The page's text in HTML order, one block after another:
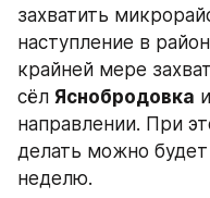
захватить
наступление в
крайней мере
сёл Яснобродовка и
направлении. При
делать можно
неделю.